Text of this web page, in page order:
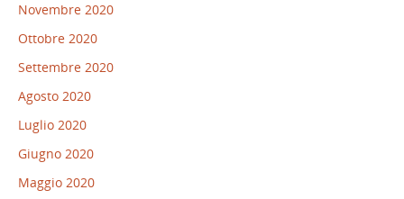
Novembre 2020
Ottobre 2020
Settembre 2020
Agosto 2020
Luglio 2020
Giugno 2020
Maggio 2020